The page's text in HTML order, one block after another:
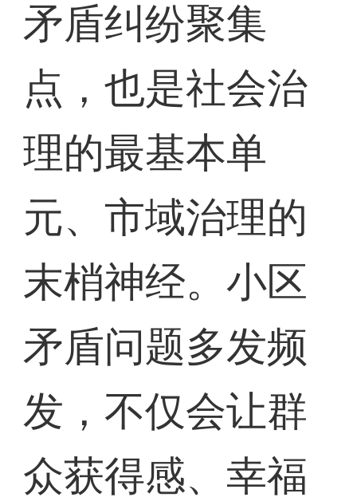
矛盾纠纷聚集
点，也是社会治
理的最基本单
元、市域治理的
末梢神经。小区
矛盾问题多发频
发，不仅会让群
众获得感、幸福